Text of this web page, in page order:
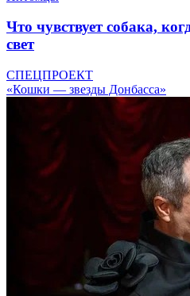
Что чувствует собака,
свет
СПЕЦПРОЕКТ
«Кошки — звезды Донбасса»